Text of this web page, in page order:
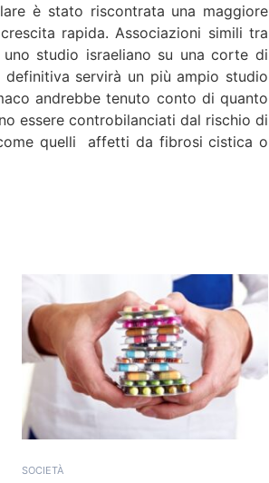
è stato riscontrata una maggiore
rapida. Associazioni simili tra
studio israeliano su una corte di
servirà un più ampio studio
andrebbe tenuto conto di quanto
essere controbilanciati dal rischio di
quelli affetti da fibrosi cistica o
SOCIETÀ